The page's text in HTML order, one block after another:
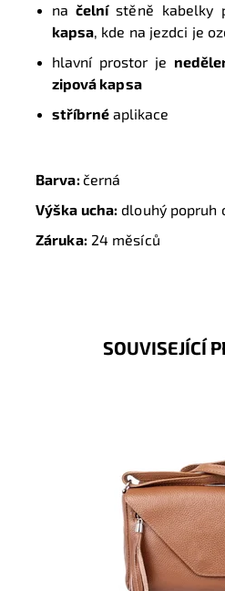
na čelnístěně kabelky
kapsa, kde na jezdci je
hlavní prostor je
zipová kapsa
stříbrné aplikace
Barva:černá
Výška ucha: dlouhý popruh
Záruka:24 měsíců
SOUVISEJÍCÍ
Hnědá kožená kabelka
kterou lze nosit jako
Skladem
16603
Vera Pelle
2 roky